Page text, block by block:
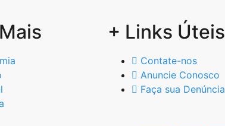
+ Links Úteis
Contate-nos
Anuncie Conosco
Faça sua Denúncia